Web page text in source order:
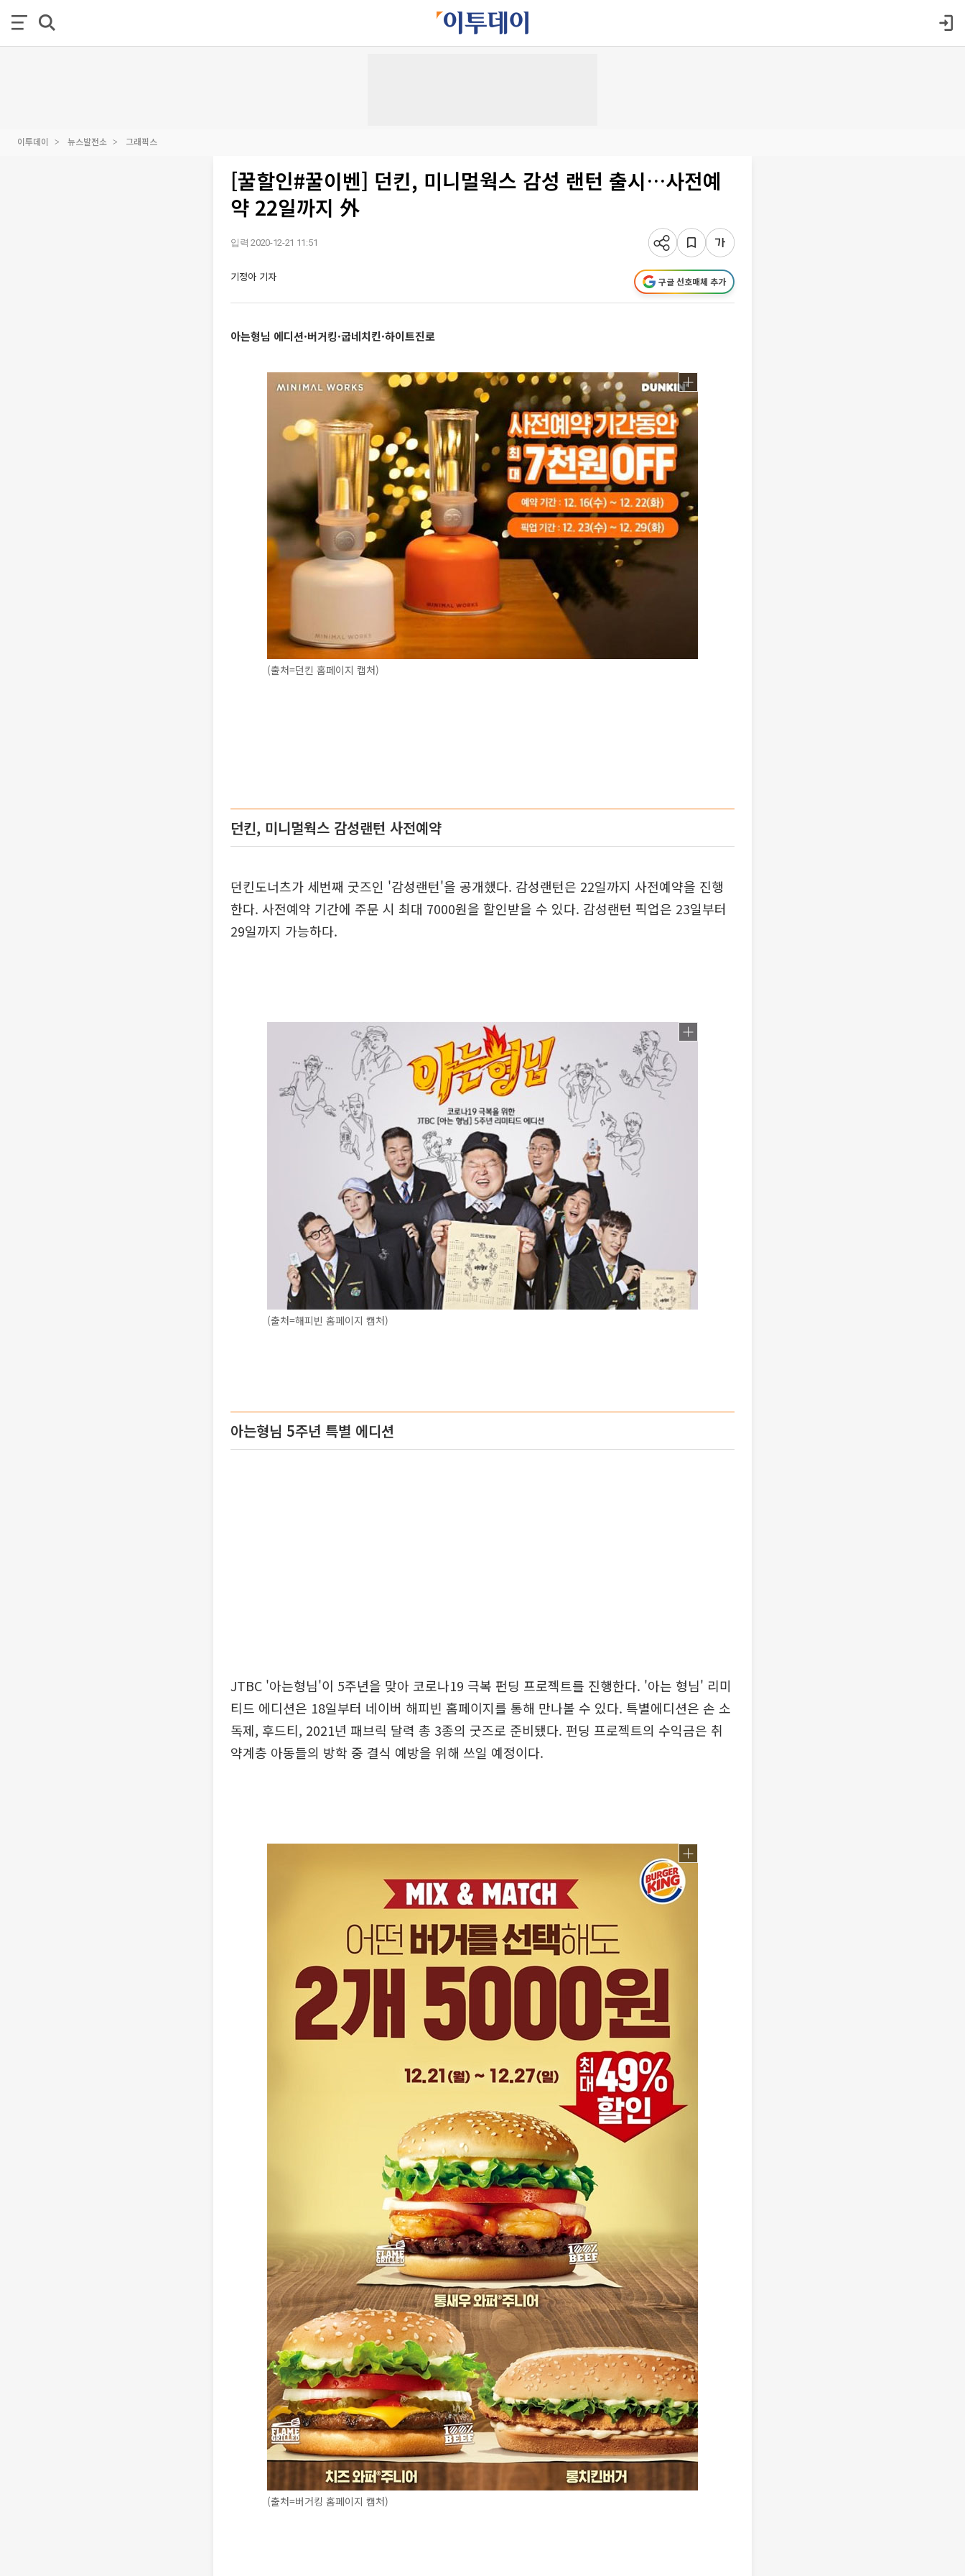
이투데이 뉴스발전소 그래픽스
[꿀할인#꿀이벤] 던킨, 미니멀웍스 감성 랜턴 출시…사전예
약 22일까지 外
입력 2020-12-21 11:51
기정아 기자 구글 선호매체 추가
아는형님 에디션·버거킹·굽네치킨·하이트진로
(출처=던킨 홈페이지 캡처)
던킨, 미니멀웍스 감성랜턴 사전예약
던킨도너츠가 세번째 굿즈인 '감성랜턴'을 공개했다. 감성랜턴은 22일까지 사전예약을 진행
한다. 사전예약 기간에 주문 시 최대 7000원을 할인받을 수 있다. 감성랜턴 픽업은 23일부터
29일까지 가능하다.
(출처=해피빈 홈페이지 캡처)
아는형님 5주년 특별 에디션
JTBC '아는형님'이 5주년을 맞아 코로나19 극복 펀딩 프로젝트를 진행한다. '아는 형님' 리미
티드 에디션은 18일부터 네이버 해피빈 홈페이지를 통해 만나볼 수 있다. 특별에디션은 손 소
독제, 후드티, 2021년 패브릭 달력 총 3종의 굿즈로 준비됐다. 펀딩 프로젝트의 수익금은 취
약계층 아동들의 방학 중 결식 예방을 위해 쓰일 예정이다.
(출처=버거킹 홈페이지 캡처)